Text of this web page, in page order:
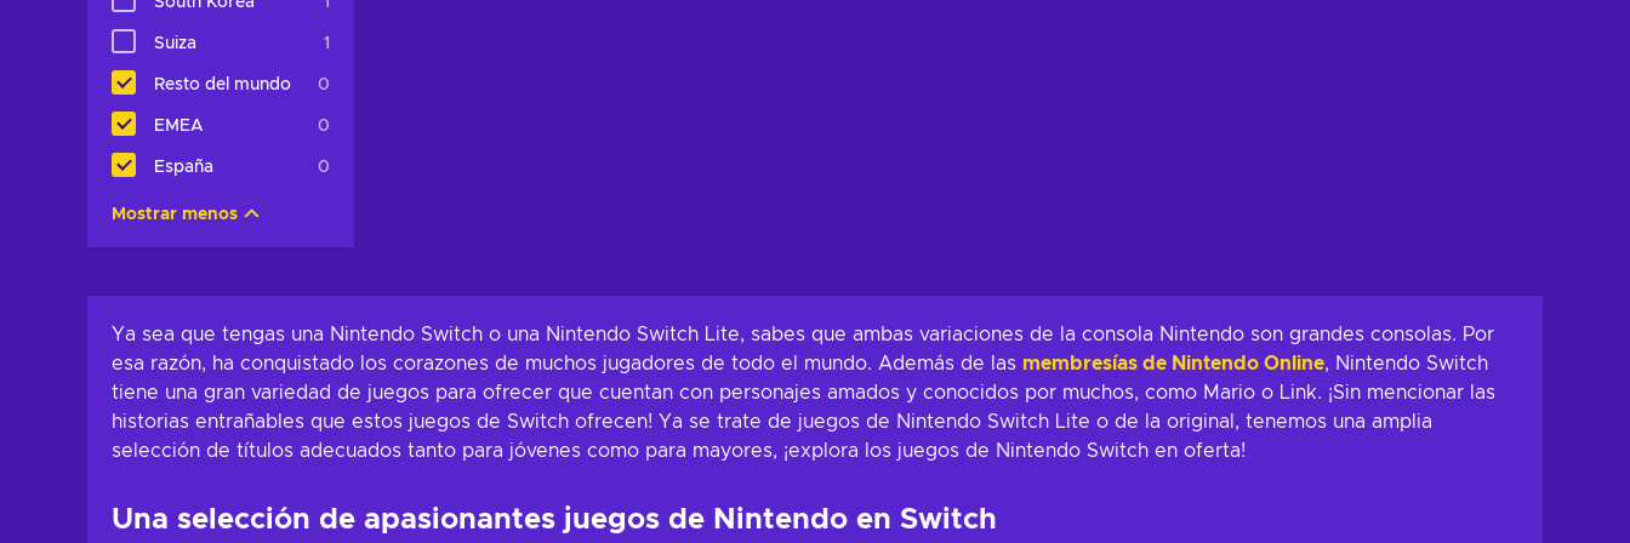
Suiza 1
Resto del mundo 0
EMEA 0
España 0
Mostrar menos
Ya sea que tengas una Nintendo Switch o una Nintendo Switch Lite, sabes que ambas variaciones de la consola Nintendo son grandes consolas. Por
esa razón, ha conquistado los corazones de muchos jugadores de todo el mundo. Además de las membresías de Nintendo Online, Nintendo Switch
tiene una gran variedad de juegos para ofrecer que cuentan con personajes amados y conocidos por muchos, como Mario o Link. ¡Sin mencionar las
historias entrañables que estos juegos de Switch ofrecen! Ya se trate de juegos de Nintendo Switch Lite o de la original, tenemos una amplia
selección de títulos adecuados tanto para jóvenes como para mayores, ¡explora los juegos de Nintendo Switch en oferta!
Una selección de apasionantes juegos de Nintendo en Switch